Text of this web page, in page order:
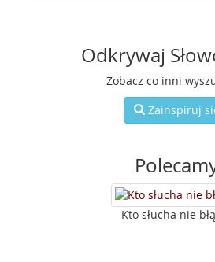
Odkrywaj
Zobacz co inni
Zainspiruj
Kto słucha nie